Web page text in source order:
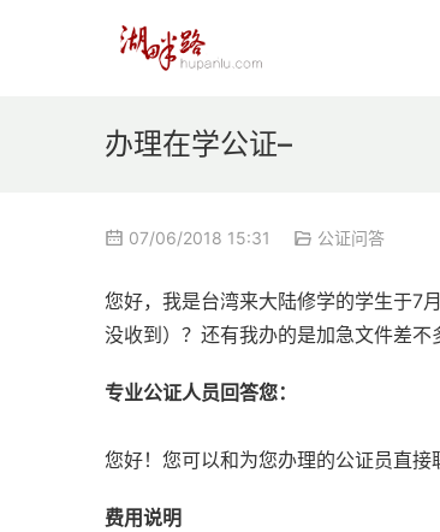
办理在学公证–
07/06/2018 15:31 公证问答
您好，我是台湾来大陆修学的学生于7
没收到）？还有我办的是加急文件差不
专业公证人员回答您：
您好！您可以和为您办理的公证员直
费用说明